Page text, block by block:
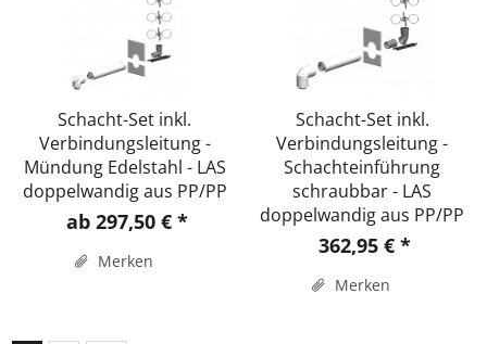
Schacht-Set inkl.
Verbindungsleitung -
Mündung Edelstahl - LAS
doppelwandig aus PP/PP
ab 297,50 € *
Merken
Schacht-Set inkl.
Verbindungsleitung -
Schachteinführung
schraubbar - LAS
doppelwandig aus PP/PP
362,95 € *
Merken